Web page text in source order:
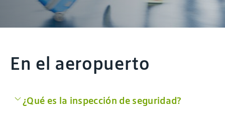
En el aeropuerto
¿Qué es la inspección de seguridad?